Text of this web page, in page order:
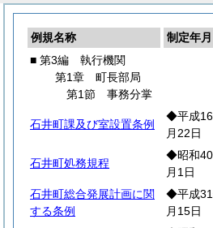
例規名称 制定年月
■ 第3編 執行機関
第1章 町長部局
第1節 事務分掌
石井町課及び室設置条例
◆平成
月22日
石井町処務規程
◆昭和
月1日
石井町総合発展計画に関
する条例
◆平成
月15日